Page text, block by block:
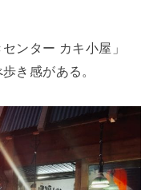
ンター カキ小屋」
き感がある。